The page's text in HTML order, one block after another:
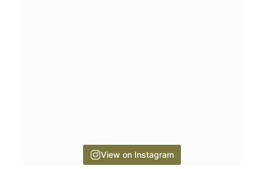
View on Instagram